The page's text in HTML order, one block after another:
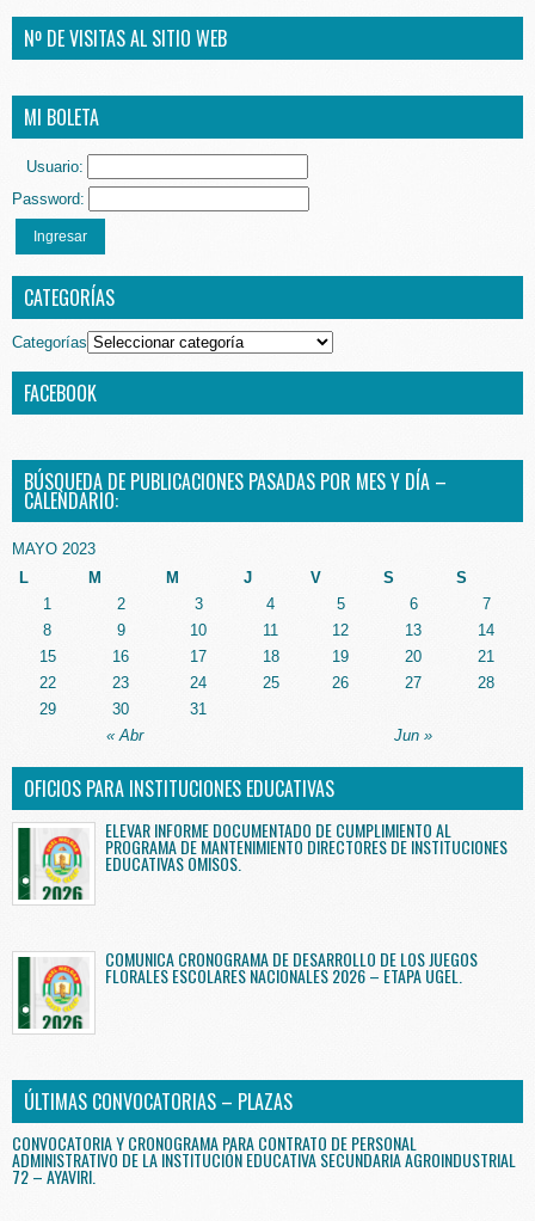
Nº DE VISITAS AL SITIO WEB
MI BOLETA
Usuario:
Password:
Ingresar
CATEGORÍAS
Categorías
FACEBOOK
BÚSQUEDA DE PUBLICACIONES PASADAS POR MES Y DÍA –
CALENDARIO:
MAYO 2023
L
M M J V S S
« Abr Jun »
1 2 3 4 5 6
7
8
9 10 11 12 13
14
15
16 17 18 19 20
21
22
23 24 25 26 27
28
29
30 31
OFICIOS PARA INSTITUCIONES EDUCATIVAS
ELEVAR INFORME DOCUMENTADO DE CUMPLIMIENTO AL
PROGRAMA DE MANTENIMIENTO DIRECTORES DE INSTITUCIONES
EDUCATIVAS OMISOS.
COMUNICA CRONOGRAMA DE DESARROLLO DE LOS JUEGOS
FLORALES ESCOLARES NACIONALES 2026 – ETAPA UGEL.
ÚLTIMAS CONVOCATORIAS – PLAZAS
CONVOCATORIA Y CRONOGRAMA PARA CONTRATO DE PERSONAL
ADMINISTRATIVO DE LA INSTITUCIÓN EDUCATIVA SECUNDARIA AGROINDUSTRIAL
72 – AYAVIRI.